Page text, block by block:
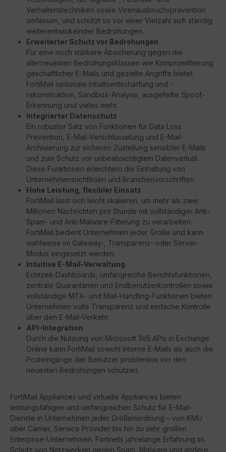
Verhaltenstechniken sowie Virenausbruchsprävention
umfassen, und schützt so vor einer Vielzahl sich ständig
weiterentwickelnder Bedrohungen.
Erweiterter Schutz vor Bedrohungen
Für eine noch stärkere Absicherung gegen die
allerneuesten Bedrohungsklassen wie Kompromittierung
geschäftlicher E-Mails und gezielte Angriffe bietet
FortiMail optionale Inhaltsentschärfung und -
rekonstruktion, Sandbox-Analyse, ausgefeilte Spoof-
Erkennung und vieles mehr.
Integrierter Datenschutz
Ein robuster Satz von Funktionen für Data Loss
Prevention, E-Mail-Verschlüsselung und E-Mail-
Archivierung zur sicheren Zustellung sensibler E-Mails
und zum Schutz vor unbeabsichtigtem Datenverlust.
Diese Funktionen erleichtern die Einhaltung von
Unternehmensrichtlinien und Branchenvorschriften.
Hohe Leistung, flexibler Einsatz
FortiMail lässt sich leicht skalieren, um mehr als zwei
Millionen Nachrichten pro Stunde mit vollständiger Anti-
Spam- und Anti-Malware-Filterung zu verarbeiten.
FortiMail bedient Unternehmen jeder Größe und kann
wahlweise im Gateway-, Transparenz- oder Server-
Modus eingesetzt werden.
Intuitive E-Mail-Verwaltung
Echtzeit-Dashboards, umfangreiche Berichtsfunktionen,
zentrale Quarantänen und Endbenutzerkontrollen sowie
vollständige MTA- und Mail-Handling-Funktionen bieten
Unternehmen volle Transparenz und einfache Kontrolle
über den E-Mail-Verkehr.
API-Integration
Durch die Nutzung von Microsoft 365 APIs in Exchange
Online kann FortiMail sowohl interne E-Mails als auch die
Posteingänge der Benutzer problemlos vor den
neuesten Bedrohungen schützen.
FortiMail Appliances und virtuelle Appliances bieten
leistungsfähigen und umfangreichen Schutz für E-Mail-
Dienste in Unternehmen jeder Größenordnung – von KMU
über Carrier, Service Provider bis hin zu sehr großen
Enterprise-Unternehmen. Fortinets jahrelange Erfahrung im
Schutz von Netzwerken gegen Spam, Malware und andere